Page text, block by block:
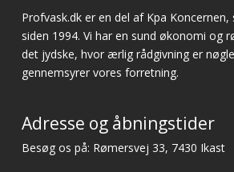
Profvask.dk er en del af Kpa
siden 1994. Vi har en sund økonomi og
det jydske, hvor ærlig rådgivning er
gennemsyrer vores forretning.
Adresse og åbningstider
Besøg os på: Rømersvej 33, 7430 Ikast